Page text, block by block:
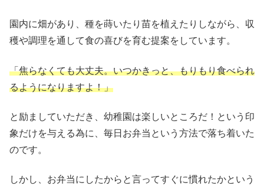
園内に畑があり、種を蒔いたり苗を植えたりしながら、収
穫や調理を通して食の喜びを育む提案をしています。
「焦らなくても大丈夫。いつかきっと、もりもり食べられ
るようになりますよ！」
と励ましていただき、幼稚園は楽しいところだ！という印
象だけを与える為に、毎日お弁当という方法で落ち着いた
のです。
しかし、お弁当にしたからと言ってすぐに慣れたかという